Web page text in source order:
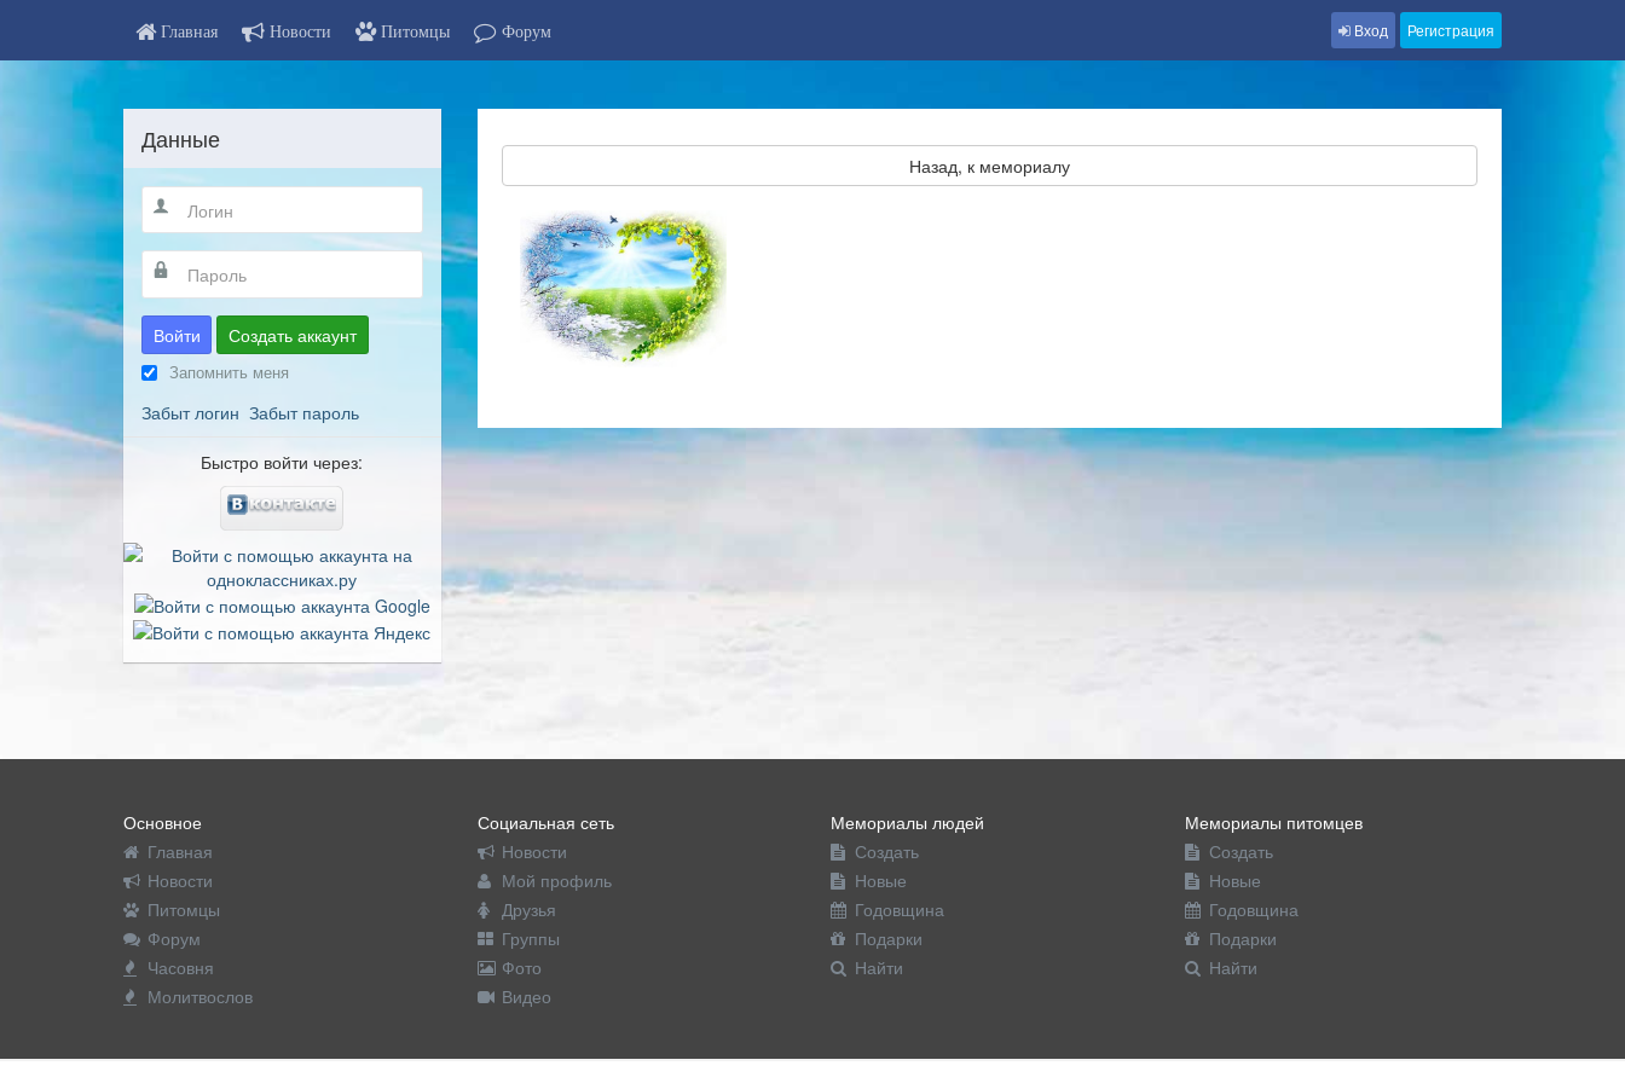
Главная Новости Питомцы Форум Вход Регистрация
Назад, к мемориалу
Данные
Войти Создать аккаунт
Запомнить меня
Забыт логин Забыт пароль
Быстро войти через:
Основное
Главная
Новости
Питомцы
Форум
Часовня
Молитвослов
Социальная сеть
Новости
Мой профиль
Друзья
Группы
Фото
Видео
Мемориалы людей
Создать
Новые
Годовщина
Подарки
Найти
Мемориалы питомцев
Создать
Новые
Годовщина
Подарки
Найти